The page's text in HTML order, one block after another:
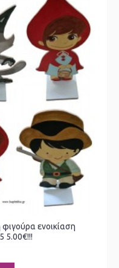
ενοικίαση
5.00€!!!